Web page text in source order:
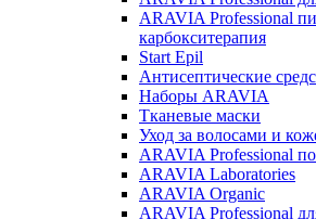
ARAVIA Professional
карбокситерапия
Start Epil
Антисептические
Наборы ARAVIA
Тканевые маски
Уход за волосами и
ARAVIA Professional
ARAVIA Laboratories
ARAVIA Organic
ARAVIA Professional